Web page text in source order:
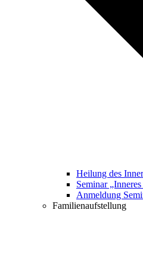
Heilung des
Seminar
Anmeldung
Familienaufstellung